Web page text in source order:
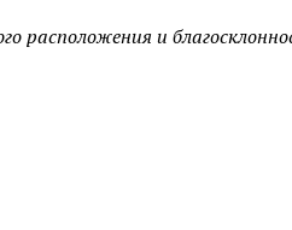
и